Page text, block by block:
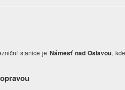
stanice je Náměšť nad Oslavou,